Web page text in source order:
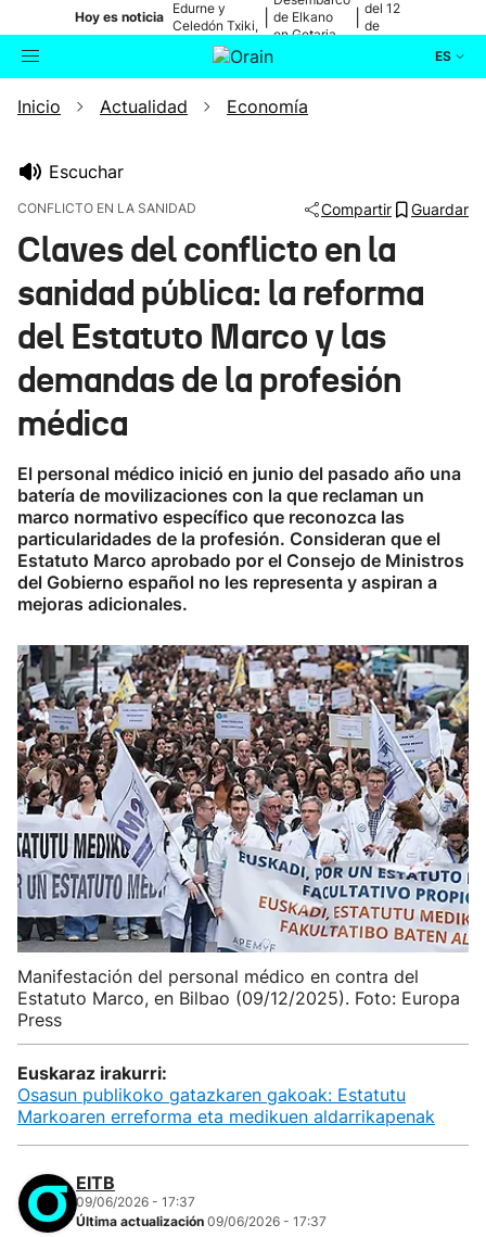
Hoy es noticia
Edurne y
Celedón Txiki,
en directo
de Elkano
en Getaria
del 12
de
ES
Buscador Actualidad
Ikusmiran
Eguraldia
Inicio Actualidad Economía
Escuchar
CONFLICTO EN LA SANIDAD Compartir Guardar
Claves del conflicto en la
sanidad pública: la reforma
del Estatuto Marco y las
demandas de la profesión
médica
El personal médico inició en junio del pasado año una
batería de movilizaciones con la que reclaman un
marco normativo específico que reconozca las
particularidades de la profesión. Consideran que el
Estatuto Marco aprobado por el Consejo de Ministros
del Gobierno español no les representa y aspiran a
mejoras adicionales.
Manifestación del personal médico en contra del
Estatuto Marco, en Bilbao (09/12/2025). Foto: Europa
Press
Euskaraz irakurri:
Osasun publikoko gatazkaren gakoak: Estatutu
Markoaren erreforma eta medikuen aldarrikapenak
EITB
09/06/2026 - 17:37
Última actualización 09/06/2026 - 17:37